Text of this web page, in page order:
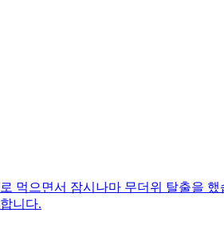
먹으면서 잠시나마 무더위 탈출을
니다.